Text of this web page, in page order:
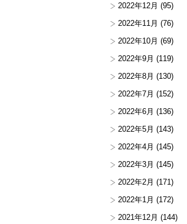
2022年12月 (95)
2022年11月 (76)
2022年10月 (69)
2022年9月 (119)
2022年8月 (130)
2022年7月 (152)
2022年6月 (136)
2022年5月 (143)
2022年4月 (145)
2022年3月 (145)
2022年2月 (171)
2022年1月 (172)
2021年12月 (144)